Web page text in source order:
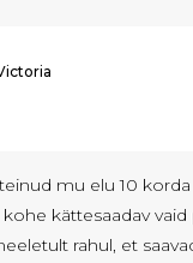
mu elu 10
kättesaadav vaid
rahul, et